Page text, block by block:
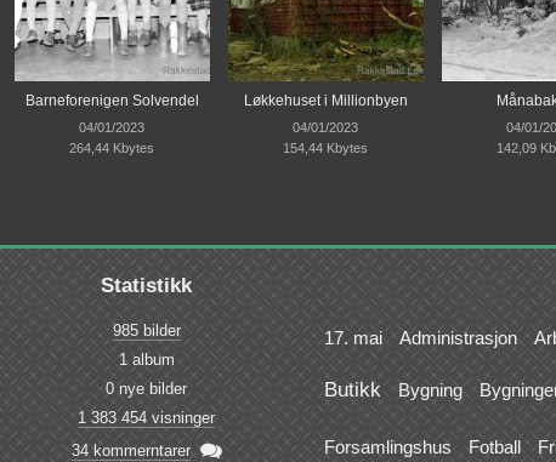
Barneforenigen Solvendel
04/01/2023
264,44 Kbytes
Løkkehuset i Millionbyen
04/01/2023
154,44 Kbytes
04/01/
142,09
Statistikk
985 bilder
1 album
0 nye bilder
1 383 454 visninger
34 kommerntarer 
17. mai Administrasjon
Butikk Bygning
Forsamlingshus Fotball